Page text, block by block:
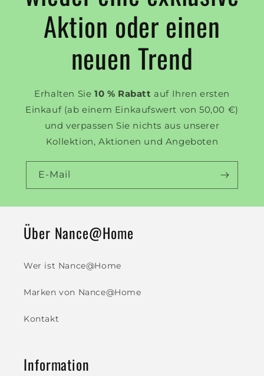
Aktion oder einen
neuen Trend
Erhalten Sie 10 % Rabatt auf Ihren ersten
Einkauf (ab einem Einkaufswert von 50,00 €)
und verpassen Sie nichts aus unserer
Kollektion, Aktionen und Angeboten
E-Mail
Über Nance@Home
Wer ist Nance@Home
Marken von Nance@Home
Kontakt
Information